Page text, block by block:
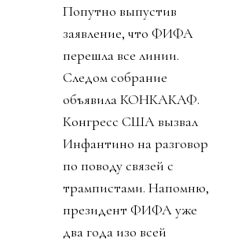
Попутно выпустив
заявление, что ФИФА
перешла все линии.
Следом собрание
объявила КОНКАКАФ.
Конгресс США вызвал
Инфантино на разговор
по поводу связей с
трампистами. Напомню,
президент ФИФА уже
два года изо всей